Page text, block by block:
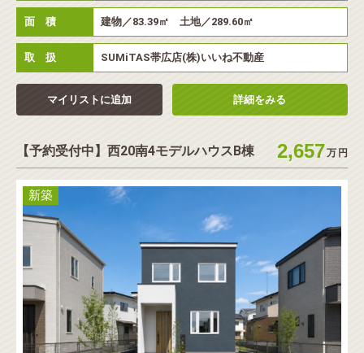
こだわり条件
◉フリーワード検索
この条件で物件を検索する
面 積 建物／83.39㎡ 土地／289.60㎡
取 扱 SUMiTAS帯広店(株)いいね不動産
マイリストに追加 詳細をみる
【予約受付中】西20南4モデルハウスB棟 2,657万 円
新築